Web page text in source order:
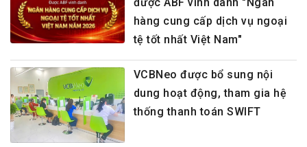
hàng cung cấp dịch vụ ngoại
tệ tốt nhất Việt Nam"
VCBNeo được bổ sung nội
dung hoạt động, tham gia hệ
thống thanh toán SWIFT